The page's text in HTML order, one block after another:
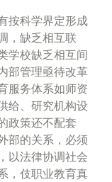
按科学界定形成
，缺乏相互联
学校缺乏相互间
部管理亟待改革
服务体系如师资
给、研究机构设
政策还不配套
部的关系，必须
以法律协调社会
，伎职业教育真